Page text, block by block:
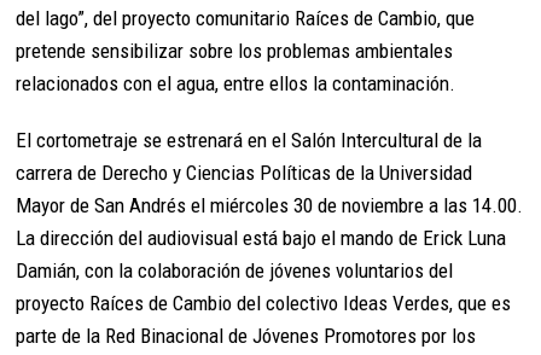
del lago”, del proyecto comunitario Raíces de Cambio, que
pretende sensibilizar sobre los problemas ambientales
relacionados con el agua, entre ellos la contaminación.
El cortometraje se estrenará en el Salón Intercultural de la
carrera de Derecho y Ciencias Políticas de la Universidad
Mayor de San Andrés el miércoles 30 de noviembre a las 14.00.
La dirección del audiovisual está bajo el mando de Erick Luna
Damián, con la colaboración de jóvenes voluntarios del
proyecto Raíces de Cambio del colectivo Ideas Verdes, que es
parte de la Red Binacional de Jóvenes Promotores por los